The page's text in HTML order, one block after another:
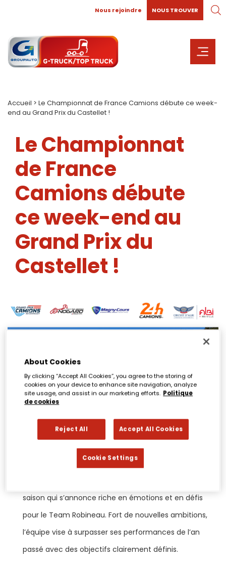
Nous rejoindre NOUS TROUVER
Accueil > Le Championnat de France Camions débute ce week-
end au Grand Prix du Castellet !
Le Championnat
de France
Camions débute
ce week-end au
Grand Prix du
Castellet !
23 mai 2025
Le week-end du 24 et 25 mai marque le coup
saison qui s’annonce riche en émotions et en défis
pour le Team Robineau. Fort de nouvelles ambitions,
l’équipe vise à surpasser ses performances de l’an
passé avec des objectifs clairement définis.
About Cookies
By clicking “Accept All Cookies”, you agree to the storing of
cookies on your device to enhance site navigation, analyze
site usage, and assist in our marketing efforts. Politique
de cookies
Reject All Accept All Cookies
Cookie Settings